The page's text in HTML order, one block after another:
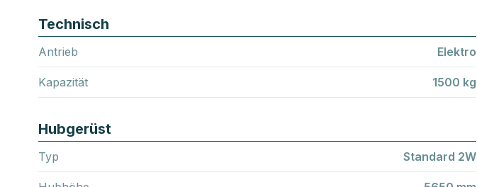
Technisch
Antrieb Elektro
Kapazität 1500 kg
Hubgerüst
Typ Standard 2W